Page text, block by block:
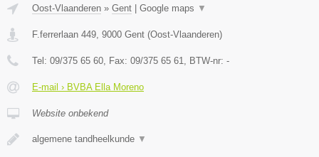
Oost-Vlaanderen » Gent Google maps ▼
F.ferrerlaan 449, 9000 Gent (Oost-Vlaanderen)
Tel: 09/375 65 60, Fax: 09/375 65 61, BTW-nr: -
E-mail › BVBA Ella Moreno
Website onbekend
algemene tandheelkunde ▼